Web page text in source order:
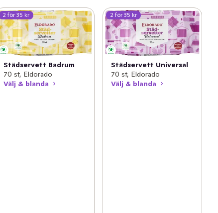
2 för 35 kr
Städservett Badrum
70 st, Eldorado
Välj & blanda
2 för 35 kr
Städservett Universal
70 st, Eldorado
Välj & blanda